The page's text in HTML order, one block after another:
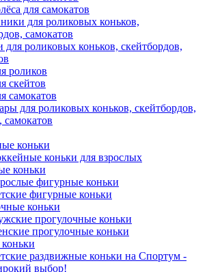
для самокатов
для роликовых коньков,
самокатов
для роликовых коньков, скейтбордов,
роликов
скейтов
самокатов
для роликовых коньков, скейтбордов,
самокатов
коньки
коньки для взрослых
коньки
фигурные коньки
фигурные коньки
коньки
прогулочные коньки
прогулочные коньки
раздвижные коньки на Спортум -
выбор!